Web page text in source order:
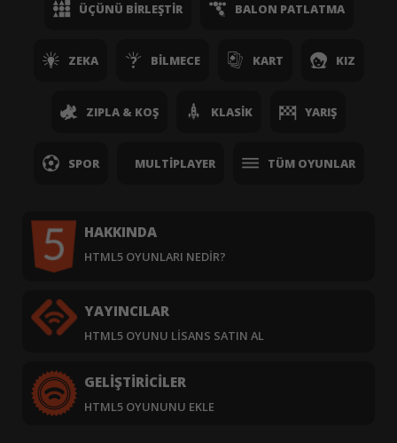
ÜÇÜNÜ BIRLEŞTIR BALON PATLATMA
ZEKA BILMECE KART KIZ
ZIPLA & KOŞ KLASIK YARIŞ
SPOR MULTIPLAYER TÜM OYUNLAR
HAKKINDA
HTML5 OYUNLARI NEDIR?
YAYINCILAR
HTML5 OYUNU LISANS SATIN AL
GELIŞTIRICILER
HTML5 OYUNUNU EKLE